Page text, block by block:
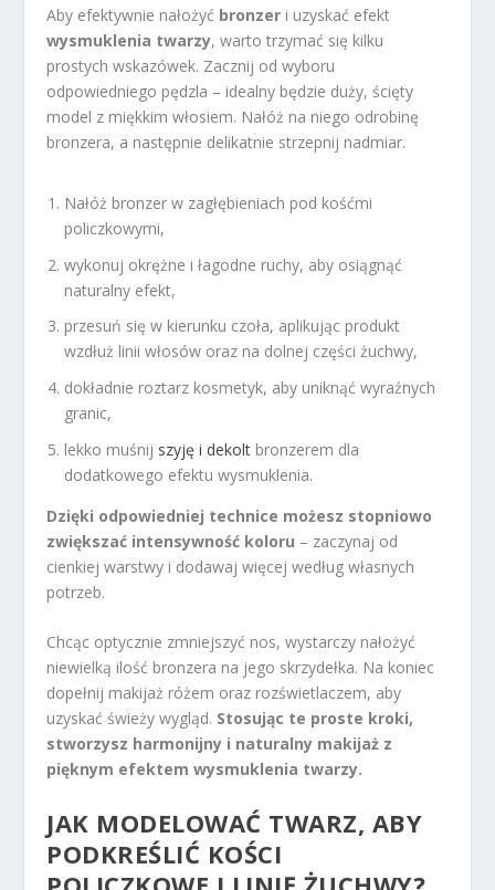
Aby efektywnie nałożyć bronzer i uzyskać efekt
wysmuklenia twarzy, warto trzymać się kilku
prostych wskazówek. Zacznij od wyboru
odpowiedniego pędzla – idealny będzie duży, ścięty
model z miękkim włosiem. Nałóż na niego odrobinę
bronzera, a następnie delikatnie strzepnij nadmiar.
Nałóż bronzer w zagłębieniach pod kośćmi
policzkowymi,
wykonuj okrężne i łagodne ruchy, aby osiągnąć
naturalny efekt,
przesuń się w kierunku czoła, aplikując produkt
wzdłuż linii włosów oraz na dolnej części żuchwy,
dokładnie roztarz kosmetyk, aby uniknąć wyraźnych
granic,
lekko muśnij szyję i dekolt bronzerem dla
dodatkowego efektu wysmuklenia.
Dzięki odpowiedniej technice możesz stopniowo
zwiększać intensywność koloru – zaczynaj od
cienkiej warstwy i dodawaj więcej według własnych
potrzeb.
Chcąc optycznie zmniejszyć nos, wystarczy nałożyć
niewielką ilość bronzera na jego skrzydełka. Na koniec
dopełnij makijaż różem oraz rozświetlaczem, aby
uzyskać świeży wygląd. Stosując te proste kroki,
stworzysz harmonijny i naturalny makijaż z
pięknym efektem wysmuklenia twarzy.
JAK MODELOWAĆ TWARZ, ABY
PODKREŚLIĆ KOŚCI